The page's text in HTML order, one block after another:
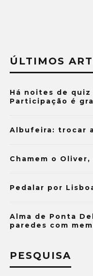
ÚLTIMOS
Há noites de quiz
Participação é
Albufeira: trocar
Chamem o
Pedalar por
Alma de Ponta
paredes com
PESQUISA